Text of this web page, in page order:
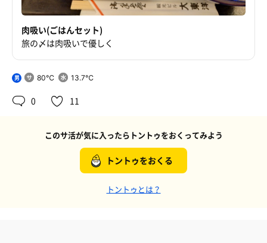
肉吸い(ごはんセット)
旅の〆は肉吸いで優しく
男 80℃ 13.7℃
0 11
このサ活が気に入ったらトントゥをおくってみよう
トントゥをおくる
トントゥとは？